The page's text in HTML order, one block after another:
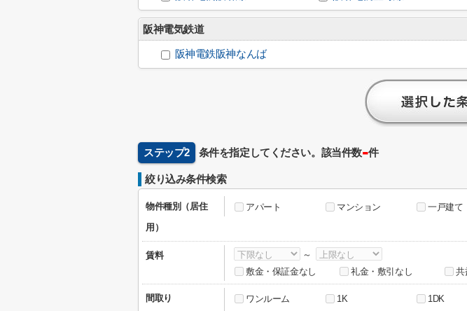
阪神電気鉄道
阪神電鉄阪神なんば
ステップ2 条件を指定してください。該当件数-件
絞り込み条件検索
物件種別（居住
用）
アパート マンション 一戸建て
賃料
～
敷金・保証金なし
礼金・敷引なし 共
間取り ワンルーム 1K 1DK